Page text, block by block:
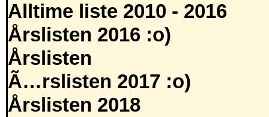
Alltime liste 2010 - 2016
Årslisten 2016 :o)
Årslisten
Ã…rslisten 2017 :o)
Årslisten 2018